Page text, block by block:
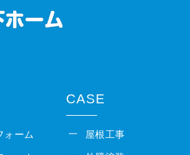
ォーム
CASE
屋根工事